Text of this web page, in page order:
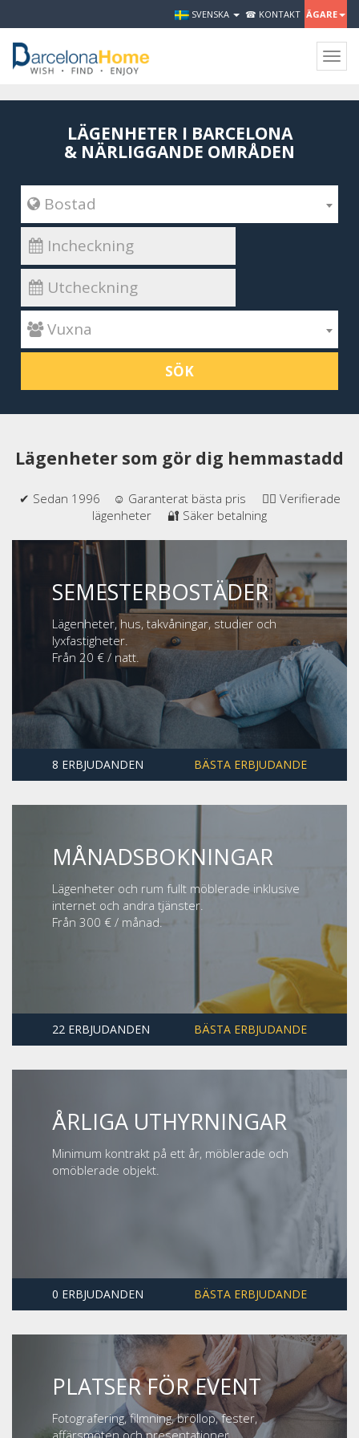
SVENSKA ☎ KONTAKT ÄGARE
LÄGENHETER I BARCELONA
& NÄRLIGGANDE OMRÅDEN
 Bostad
 Vuxna
SÖK
Lägenheter som gör dig hemmastadd
✔ Sedan 1996 ☺ Garanterat bästa pris 👍🏻 Verifierade
lägenheter 🔐 Säker betalning
SEMESTERBOSTÄDER
Lägenheter, hus, takvåningar, studier och
lyxfastigheter.
Från 20 € / natt.
8 ERBJUDANDEN BÄSTA ERBJUDANDE
MÅNADSBOKNINGAR
Lägenheter och rum fullt möblerade inklusive
internet och andra tjänster.
Från 300 € / månad.
22 ERBJUDANDEN BÄSTA ERBJUDANDE
ÅRLIGA UTHYRNINGAR
Minimum kontrakt på ett år, möblerade och
omöblerade objekt.
0 ERBJUDANDEN BÄSTA ERBJUDANDE
PLATSER FÖR EVENT
Fotografering, filmning, bröllop, fester,